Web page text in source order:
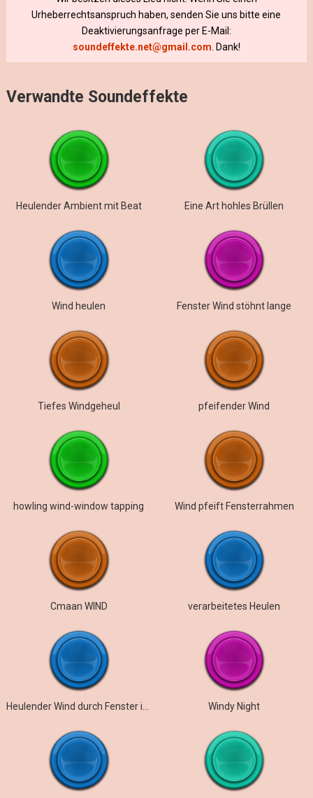
Urheberrechtsanspruch haben, senden Sie uns bitte eine
Deaktivierungsanfrage per E-Mail:
soundeffekte.net@gmail.com . Dank!
Verwandte Soundeffekte
Heulender Ambient mit Beat Eine Art hohles Brüllen
Wind heulen Fenster Wind stöhnt lange
Tiefes Windgeheul pfeifender Wind
howling wind-window tapping Wind pfeift Fensterrahmen
Cmaan WIND verarbeitetes Heulen
Windy Night